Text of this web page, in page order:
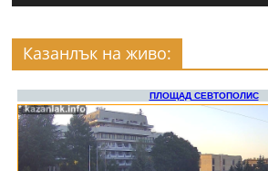
Казанлък на живо: